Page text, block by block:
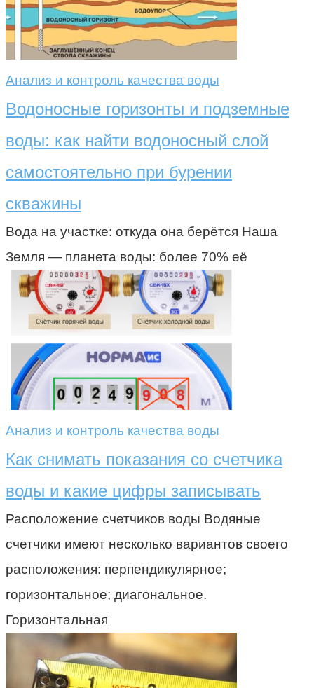
Анализ и контроль качества воды
Водоносные горизонты и подземные
воды: как найти водоносный слой
самостоятельно при бурении
скважины
Вода на участке: откуда она берётся Наша
Земля — планета воды: более 70% её
Анализ и контроль качества воды
Как снимать показания со счетчика
воды и какие цифры записывать
Расположение счетчиков воды Водяные
счетчики имеют несколько вариантов своего
расположения: перпендикулярное;
горизонтальное; диагональное.
Горизонтальная